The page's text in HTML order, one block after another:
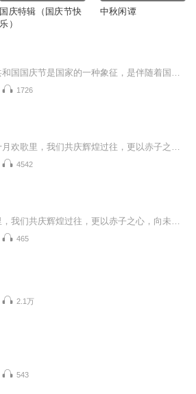
国庆特辑（国庆节快
乐）
中秋闲谭
1726
4542
465
2.1万
543